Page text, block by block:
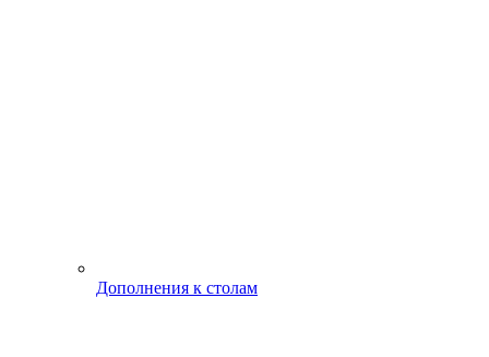
Дополнения к столам